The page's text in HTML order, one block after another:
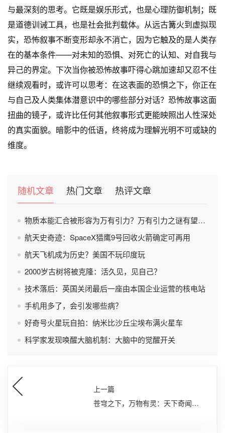
与最深刻的思考。它既是娱乐形式，也是心理防御机制；既
是道德训诫工具，也是社会批判载体。从远古篝火到虚拟现
实，恐怖叙事不断变形却永不消亡，因为它触及的是人类存
在的基本条件——对未知的恐惧、对死亡的认知、对自我与
异己的界定。下次当你被恐怖故事吓得心跳加速却又忍不住
继续观看时，或许可以思考：在这表面的恐惧之下，你正在
与自己及人类集体潜意识中的哪些部分对话？恐怖故事这面
扭曲的镜子，或许比任何其他叙事形式更能映照出人性深处
的真实面貌。暗影中的低语，终将成为理解光明不可或缺的
维度。
随机文章 热门文章 热评文章
物质本能汇合被形容为万有引力？万有引力之谜有望被破解？
航天史奇迹：SpaceX猎鹰9号回收火箭确定可再用
航天飞机成为历史？美国不玩印度玩
2000岁古树将被克隆：活久见，见自己？
技术落后：英国关闭最后一座由本国企业运营的核电站
手机用多了，会引发哪些病？
好奇号火星玩自拍：纳米比沙丘尘埃布满火星车
科学家发现唤醒大脑机制：大脑中的觉醒开关
上一篇
苍穹之下，万物有灵：天下奇闻与